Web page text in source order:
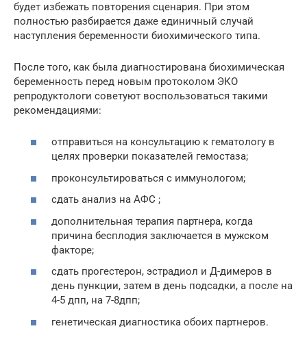
будет избежать повторения сценария. При этом
полностью разбирается даже единичный случай
наступления беременности биохимического типа.
После того, как была диагностирована биохимическая
беременность перед новым протоколом ЭКО
репродуктологи советуют воспользоваться такими
рекомендациями:
отправиться на консультацию к гематологу в
целях проверки показателей гемостаза;
проконсультироваться с иммунологом;
сдать анализ на АФС ;
дополнительная терапия партнера, когда
причина бесплодия заключается в мужском
факторе;
сдать прогестерон, эстрадиол и Д-димеров в
день пункции, затем в день подсадки, а после на
4-5 дпп, на 7-8дпп;
генетическая диагностика обоих партнеров.